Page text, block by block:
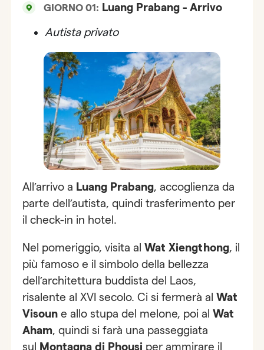
GIORNO 01: Luang Prabang - Arrivo
Autista privato
All’arrivo a Luang Prabang, accoglienza da
parte dell’autista, quindi trasferimento per
il check-in in hotel.
Nel pomeriggio, visita alWat Xiengthong, il
più famoso e il simbolo della bellezza
dell’architettura buddista del Laos,
risalente al XVI secolo. Ci si fermerà alWat
Visoun e allo stupa del melone, poi alWat
Aham, quindi si farà una passeggiata
sul Montagna di Phousi per ammirare il